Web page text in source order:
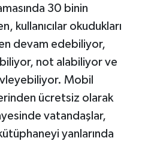
30 binin
kullanıcılar okudukları
devam edebiliyor,
not alabiliyor ve
Mobil
ücretsiz olarak
vatandaşlar,
yanlarında